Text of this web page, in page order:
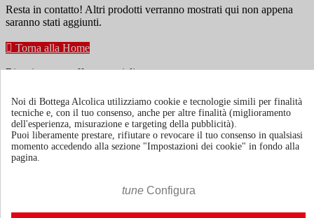
Resta in contatto! Altri prodotti verranno mostrati qui non appena
saranno stati aggiunti.
 Torna alla Home
Ricevi news e offerte speciali
Puoi annullare l'iscrizione in ogni momenti. A questo scopo, cerca le
info di contatto nelle note legali.
Termini e condizioni
Noi di Bottega Alcolica utilizziamo cookie e tecnologie simili per finalità
tecniche e, con il tuo consenso, anche per altre finalità (miglioramento
dell'esperienza, misurazione e targeting della pubblicità).
Puoi liberamente prestare, rifiutare o revocare il tuo consenso in qualsiasi
momento accedendo alla sezione "Impostazioni dei cookie" in fondo alla
pagina.
tune Configura